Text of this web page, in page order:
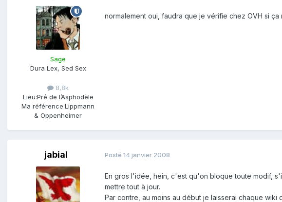
Sage
Dura Lex, Sed Sex
8,8k
Lieu:Pré de l’Asphodèle
Ma référence:Lippmann
& Oppenheimer
normalement oui, faudra que je vérifie chez OVH si ça
jabial Posté 14 janvier 2008
En gros l'idée, hein, c'est qu'on bloque toute modif,
mettre tout à jour.
Par contre, au moins au début je laisserai chaque